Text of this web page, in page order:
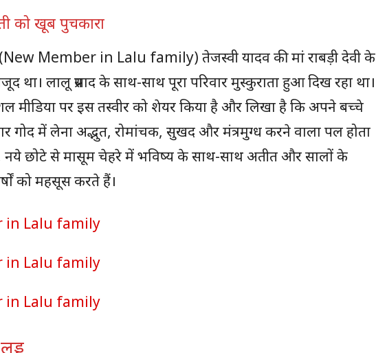
को खूब पुचकारा
(New Member in Lalu family) तेजस्वी यादव की मां राबड़ी देवी के
था। लालू प्रसाद के साथ-साथ पूरा परिवार मुस्कुराता हुआ दिख रहा था।
मीडिया पर इस तस्वीर को शेयर किया है और लिखा है कि अपने बच्चे
गोद में लेना अद्भुत, रोमांचक, सुखद और मंत्रमुग्ध करने वाला पल होता
छोटे से मासूम चेहरे में भविष्य के साथ-साथ अतीत और सालों के
को महसूस करते हैं।